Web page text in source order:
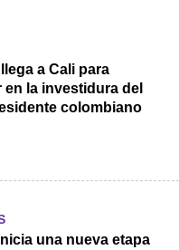
a Cali para
en la investidura del
colombiano
una nueva etapa